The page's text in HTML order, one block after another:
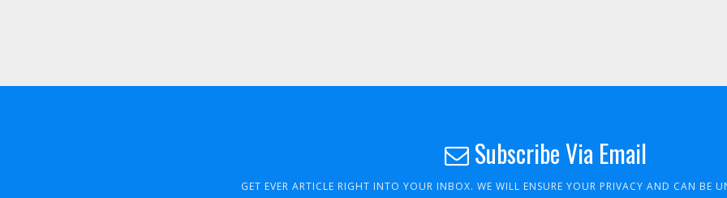
Subscribe Via Email
GET EVER ARTICLE RIGHT INTO YOUR INBOX. WE WILL ENSURE YOUR PRIVACY AND CAN BE